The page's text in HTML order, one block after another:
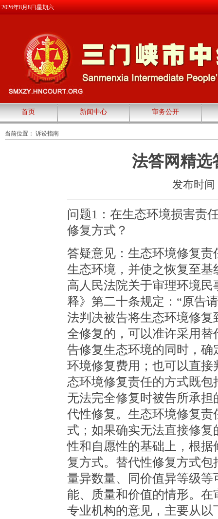
2026年8月8日星期六
首页 新闻中心 审务公开
当前位置： 诉讼指南
法答网精选
发布时间
问题1：在生态环境损害责
修复方式？
答疑意见：生态环境修复
生态环境，并使之恢复至
高人民法院关于审理环境
释》第二十条规定：“原告
法判决被告将生态环境修
全修复的，可以准许采用
告修复生态环境的同时，
环境修复费用；也可以直
态环境修复责任的方式既
无法完全修复时被告所承
代性修复。生态环境修复
式；如果确实无法直接修
性和自愿性的基础上，根
复方式。替代性修复方式
量异数量、同价值异等级
能、质量和价值的情形。
专业机构的意见，主要从